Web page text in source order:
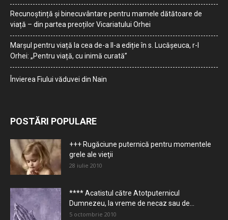
Recunoștință și binecuvântare pentru mamele dătătoare de
viață – din partea preoților Vicariatului Orhei
Marșul pentru viață la cea de-a II-a ediție în s. Lucășeuca, r-l
Orhei: „Pentru viață, cu inimă curată”
Învierea Fiului văduvei din Nain
POSTĂRI POPULARE
+++ Rugăciune puternică pentru momentele
grele ale vieţii
28 iulie 2010
**** Acatistul către Atotputernicul
Dumnezeu, la vreme de necaz sau de...
5 octombrie 2010